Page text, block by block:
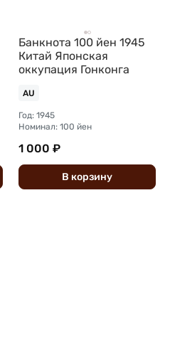
Банкнота 100 йен 1945
Китай Японская
оккупация Гонконга
AU
Год: 1945
Номинал: 100 йен
1 000 ₽
В корзину